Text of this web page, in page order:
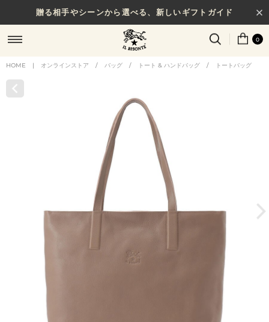
贈る相手やシーンから選べる、新しいギフトガイド
0
HOME | オンラインストア / バッグ / トート & ハンドバッグ / トートバッグ